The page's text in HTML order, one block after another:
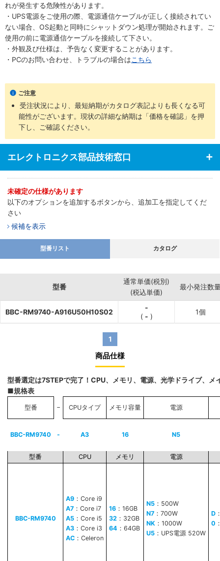
れが発生する危険性があります。
・UPS電源をご使用の際、電源通信ケーブルが正しく接続されてい
ない場合、OS起動と同時にシャットダウン処理が開始されます。ご
使用の前に電源通信ケーブルを接続して下さい。
・外観及び仕様は、予告なく変更することがあります。
・PCのお問い合わせ、トラブルの場合はこちら
ご注意
受注状況により、最短納期がカタログ表記よりも長くなる可
能性がございます。現状の詳細な納期は「価格を確認」を押
下し、ご確認ください。
エレクトロニクス部品技術窓口
未確定の仕様があります
以下のオプションを追加するボタンから、追加工を指定してくだ
さい
候補を表示
型番リスト カタログ
型番
通常単価(税別)
(税込単価)
最小発注数
BBC-RM9740-A916U50H10S02
-
( - )
1個
1
商品仕様
型番選定は7STEPで完了！CPU、メモリ、電源、光学ドライブ、
■規格表
型番 − CPUタイプ メモリ容量 電源
BBC-RM9740 - A3 16 N5
型番 CPU メモリ 電源
BBC-RM9740
A9 ：Core i9
A7 ：Core i7
A5 ：Core i5
A3 ：Core i3
AC ：Celeron
16 ：16GB
32 ：32GB
64 ：64GB
N5 ：500W
N7 ：700W
NK ：1000W
U5 ：UPS電源 520W
D
0